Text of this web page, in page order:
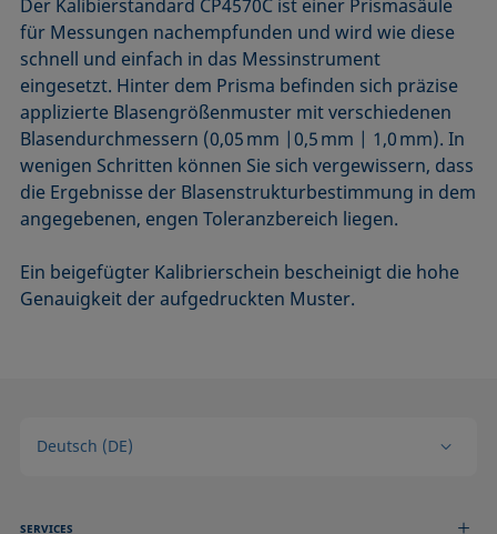
Der Kalibierstandard CP4570C ist einer Prismasäule
für Messungen nachempfunden und wirdwie diese
schnell und einfach in das Messinstrument
eingesetzt. Hinter dem Prisma befinden sich präzise
applizierte Blasengrößenmuster mit verschiedenen
Blasendurchmessern (0,05mm |0,5mm | 1,0mm). In
wenigen Schritten können Sie sich vergewissern, dass
die Ergebnisse der Blasenstrukturbestimmung in dem
angegebenen, engen Toleranzbereich liegen.
Ein beigefügter Kalibrierschein bescheinigt die hohe
Genauigkeit der aufgedruckten Muster.
Deutsch (DE)
SERVICES